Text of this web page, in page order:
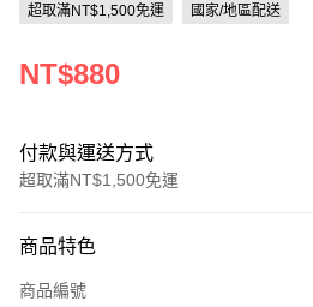
超取滿NT$1,500免運 國家/地區配送
NT$880
付款與運送方式
超取滿NT$1,500免運
信用卡一次付款
商品特色
商品編號